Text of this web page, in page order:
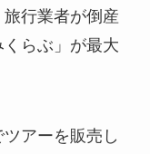
行業者が倒産
らぶ」が最大
ツアーを販売し